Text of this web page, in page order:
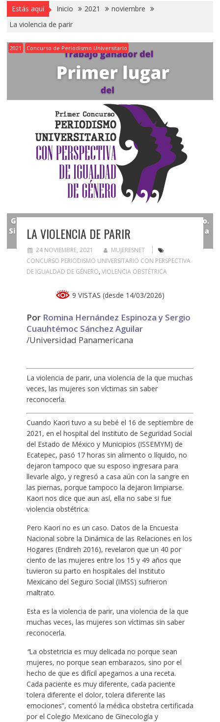
Estás aquí Inicio 2021
noviembre
La violencia de parir
2021 Concurso de Periodismo Universitario
LA VIOLENCIA DE PARIR
24 NOVIEMBRE, 2021
MUJERESNET
CONCURSO PERIODISMO UNIVERSITARIO CON PERSPECTIVA
DE IGUALDAD DE GÉNERO, VIOLENCIA OBSTÉTRICA
9 VISTAS (desde 14/03/2026)
Por Romina Hernández Espinoza y Sergio
Cuauhtémoc Sánchez Aguilar
/Universidad Panamericana
La violencia de parir, una violencia de la que muchas
veces, las mujeres son víctimas sin saber
reconocerla.
Cuando Kaori tuvo a su bebé el 16 de septiembre de
2021, en el hospital del Instituto de Seguridad Social
del Estado de México y Municipios (ISSEMYM) de
Ecatepec, pasó 17 horas sin alimento o líquido, no
dejaron tampoco que su esposo ingresara para
llevarle algo, y regresó a casa aún con la sangre en
las piernas, porque tampoco la dejaron limpiarse.
Kaori nos dice que aun así, ella no sabe si fue
violencia obstétrica.
Pero Kaori no es un caso. Datos de la Encuesta
Nacional sobre la Dinámica de las Relaciones en los
Hogares (Endireh 2016), revelaron que un 40 por
ciento de las mujeres entre los 15 y 49 años que
tuvieron su parto en hospitales del Instituto
Mexicano del Seguro Social (IMSS) sufrieron
maltrato.
Esta es la violencia de parir, una violencia de la que
muchas veces, las mujeres son víctimas sin saber
reconocerla.
“La obstetricia es muy delicada no porque sean
mujeres, no porque sean embarazos, sino por el
hecho de que es difícil apegarnos a una receta.
Cada paciente es muy diferente, cada paciente
tolera diferente el dolor, tolera diferente las
emociones”, comentó la médica obstetra certificada
por el Colegio Mexicano de Ginecología y